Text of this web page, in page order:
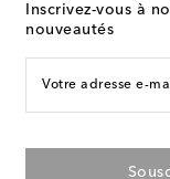
Inscrivez-vous à
nouveautés
Votre adresse e-